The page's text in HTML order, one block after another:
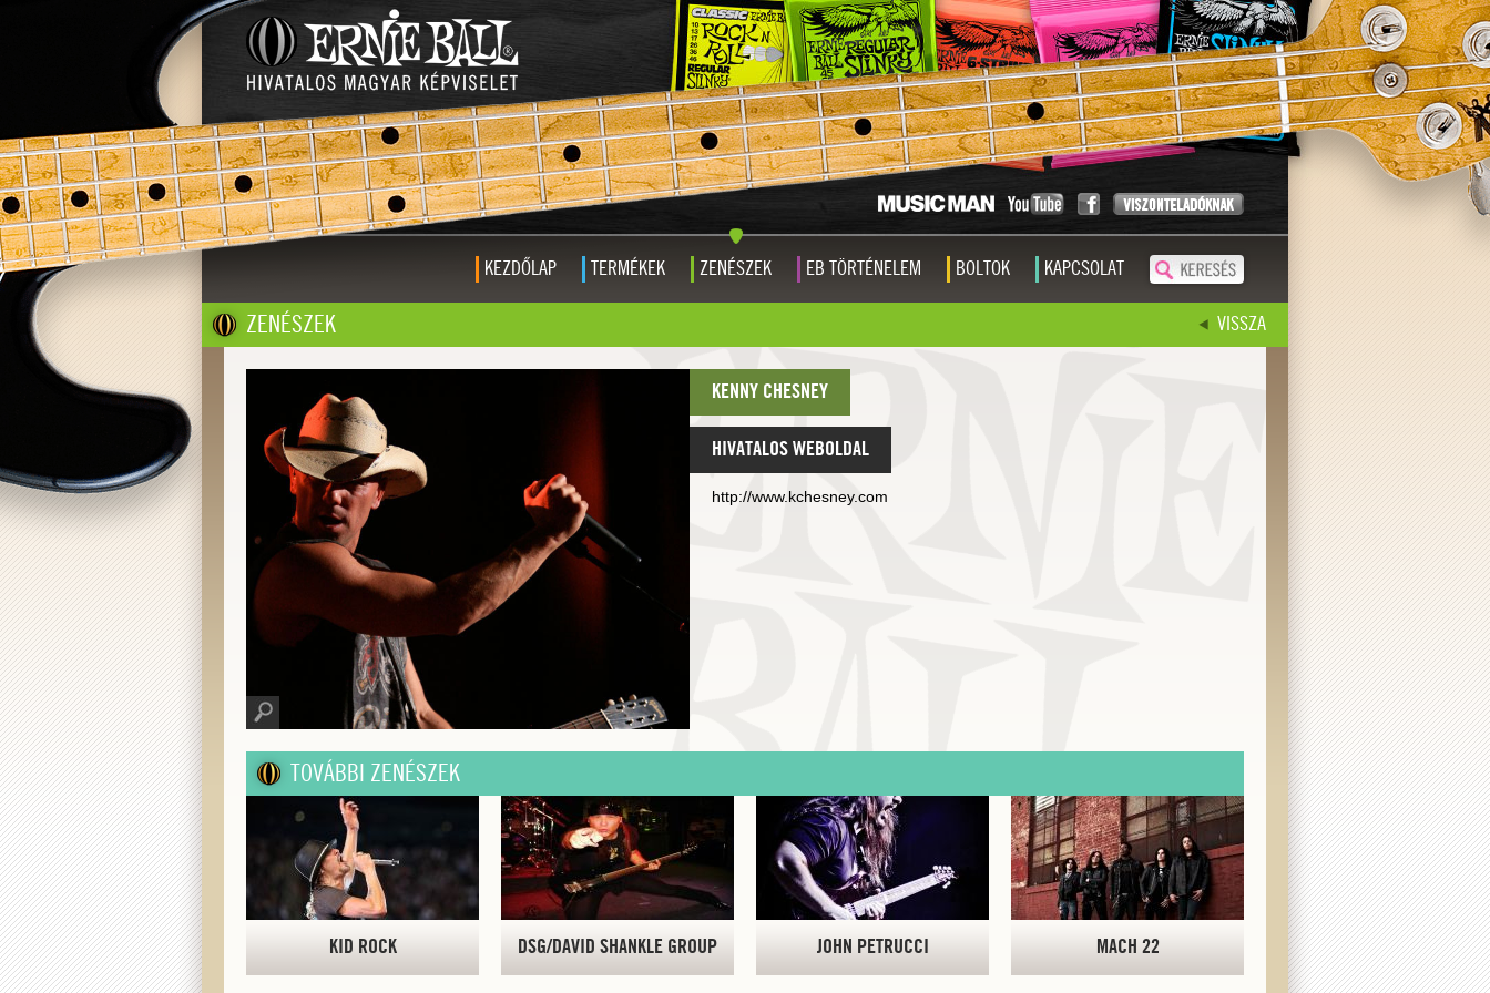
KEZDŐLAP TERMÉKEK ZENÉSZEK EB TÖRTÉNELEM BOLTOK KAPCSOLAT
ZENÉSZEK VISSZA
KENNY CHESNEY
HIVATALOS WEBOLDAL
http://www.kchesney.com
TOVÁBBI ZENÉSZEK
KID ROCK DSG/DAVID SHANKLE GROUP JOHN PETRUCCI MACH 22